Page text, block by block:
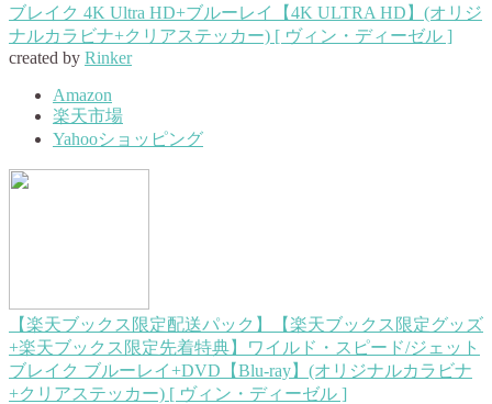
ブレイク 4K Ultra HD+ブルーレイ【4K ULTRA HD】(オリジ
ナルカラビナ+クリアステッカー) [ ヴィン・ディーゼル ]
created by Rinker
Amazon
楽天市場
Yahooショッピング
【楽天ブックス限定配送パック】【楽天ブックス限定グッズ
+楽天ブックス限定先着特典】ワイルド・スピード/ジェット
ブレイク ブルーレイ+DVD【Blu-ray】(オリジナルカラビナ
+クリアステッカー) [ ヴィン・ディーゼル ]